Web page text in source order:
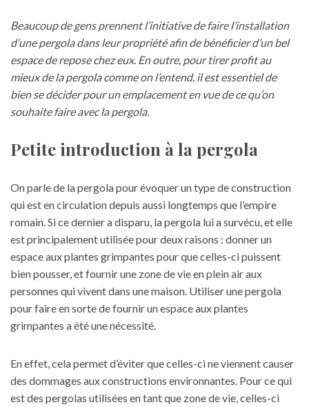
Beaucoup de gens prennent l’initiative de faire l’installation
d’une pergola dans leur propriété afin de bénéficier d’un bel
espace de repose chez eux. En outre, pour tirer profit au
mieux de la pergola comme on l’entend, il est essentiel de
bien se décider pour un emplacement en vue de ce qu’on
souhaite faire avec la pergola.
Petite introduction à la pergola
On parle de la pergola pour évoquer un type de construction
qui est en circulation depuis aussi longtemps que l’empire
romain. Si ce dernier a disparu, la pergola lui a survécu, et elle
est principalement utilisée pour deux raisons : donner un
espace aux plantes grimpantes pour que celles-ci puissent
bien pousser, et fournir une zone de vie en plein air aux
personnes qui vivent dans une maison. Utiliser une pergola
pour faire en sorte de fournir un espace aux plantes
grimpantes a été une nécessité.
En effet, cela permet d’éviter que celles-ci ne viennent causer
des dommages aux constructions environnantes. Pour ce qui
est des pergolas utilisées en tant que zone de vie, celles-ci